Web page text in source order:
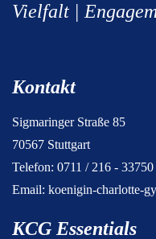
Vielfalt |
Kontakt
Sigmaringer Straße 85
70567 Stuttgart
Telefon: 0711 / 216 - 33750
Email: koenigin-charlotte-
KCG Essentials